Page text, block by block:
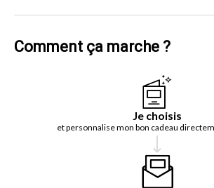
Comment ça marche ?
Je choisis
et personnalise mon bon cadeau